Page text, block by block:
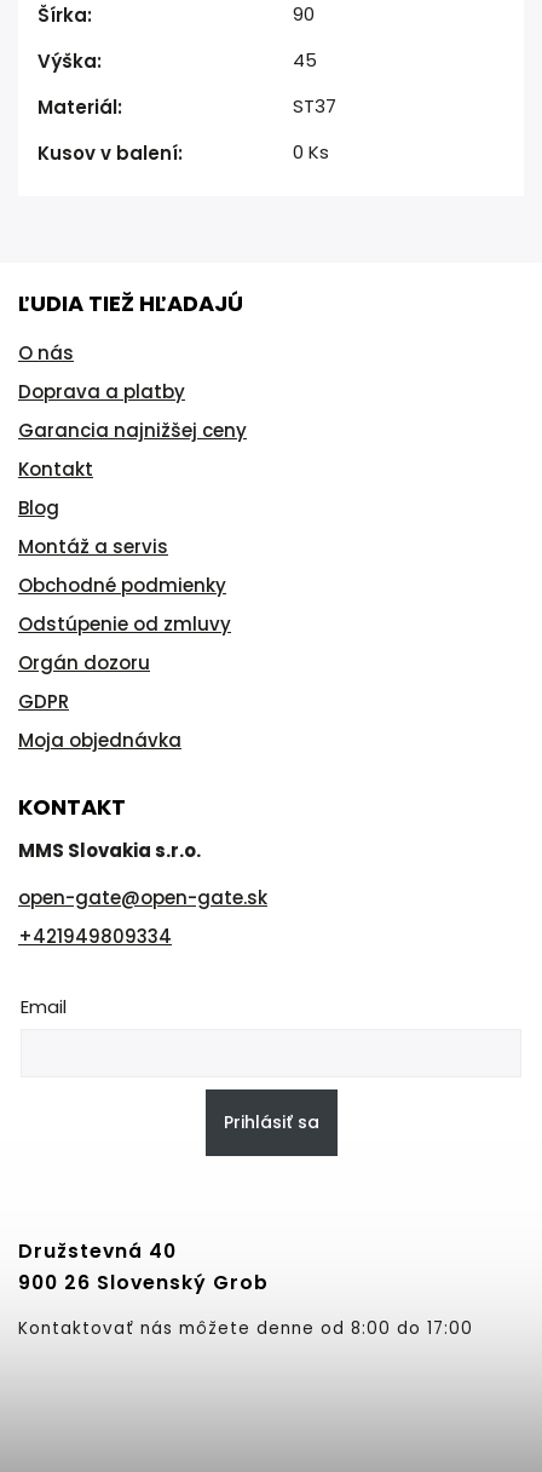
Šírka:
90
Výška:
45
Materiál:
ST37
Kusov v balení: 0 Ks
ĽUDIA TIEŽ HĽADAJÚ
O nás
Doprava a platby
Garancia najnižšej ceny
Kontakt
Blog
Montáž a servis
Obchodné podmienky
Odstúpenie od zmluvy
Orgán dozoru
GDPR
Moja objednávka
KONTAKT
MMS Slovakia s.r.o.
open-gate@open-gate.sk
+421949809334
Email
Prihlásiť sa
Družstevná 40
900 26 Slovenský Grob
Kontaktovať nás môžete denne od 8:00 do 17:00